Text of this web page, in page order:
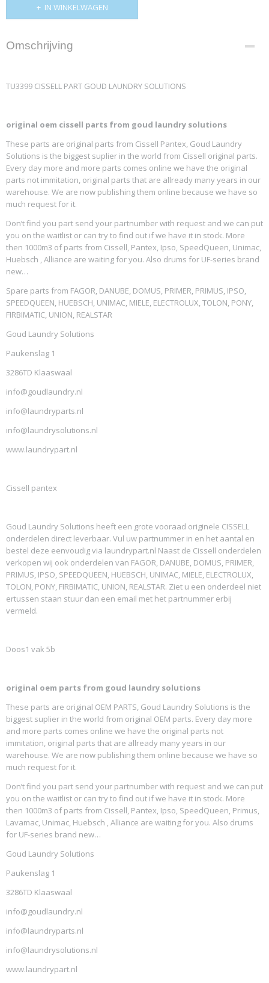
IN WINKELWAGEN
Omschrijving
TU3399 CISSELL PART GOUD LAUNDRY SOLUTIONS
original oem cissell parts from goud laundry solutions
These parts are original parts from Cissell Pantex, Goud Laundry
Solutions is the biggest suplier in the world from Cissell original parts.
Every day more and more parts comes online we have the original
parts not immitation, original parts that are allready many years in our
warehouse. We are now publishing them online because we have so
much request for it.
Don’t find you part send your partnumber with request and we can put
you on the waitlist or can try to find out if we have it in stock. More
then 1000m3 of parts from Cissell, Pantex, Ipso, SpeedQueen, Unimac,
Huebsch , Alliance are waiting for you. Also drums for UF-series brand
new…
Spare parts from FAGOR, DANUBE, DOMUS, PRIMER, PRIMUS, IPSO,
SPEEDQUEEN, HUEBSCH, UNIMAC, MIELE, ELECTROLUX, TOLON, PONY,
FIRBIMATIC, UNION, REALSTAR
Goud Laundry Solutions
Paukenslag 1
3286TD Klaaswaal
info@goudlaundry.nl
info@laundryparts.nl
info@laundrysolutions.nl
www.laundrypart.nl
Cissell pantex
Goud Laundry Solutions heeft een grote vooraad originele CISSELL
onderdelen direct leverbaar. Vul uw partnummer in en het aantal en
bestel deze eenvoudig via laundrypart.nl Naast de Cissell onderdelen
verkopen wij ook onderdelen van FAGOR, DANUBE, DOMUS, PRIMER,
PRIMUS, IPSO, SPEEDQUEEN, HUEBSCH, UNIMAC, MIELE, ELECTROLUX,
TOLON, PONY, FIRBIMATIC, UNION, REALSTAR. Ziet u een onderdeel niet
ertussen staan stuur dan een email met het partnummer erbij
vermeld.
Doos1 vak 5b
original oem parts from goud laundry solutions
These parts are original OEM PARTS, Goud Laundry Solutions is the
biggest suplier in the world from original OEM parts. Every day more
and more parts comes online we have the original parts not
immitation, original parts that are allready many years in our
warehouse. We are now publishing them online because we have so
much request for it.
Don’t find you part send your partnumber with request and we can put
you on the waitlist or can try to find out if we have it in stock. More
then 1000m3 of parts from Cissell, Pantex, Ipso, SpeedQueen, Primus,
Lavamac, Unimac, Huebsch , Alliance are waiting for you. Also drums
for UF-series brand new…
Goud Laundry Solutions
Paukenslag 1
3286TD Klaaswaal
info@goudlaundry.nl
info@laundryparts.nl
info@laundrysolutions.nl
www.laundrypart.nl